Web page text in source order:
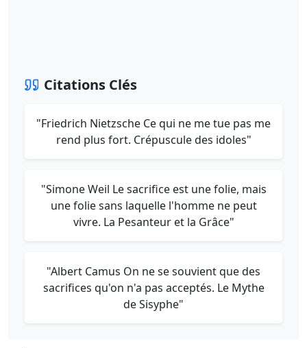
Citations Clés
"Friedrich Nietzsche Ce qui ne me tue pas me
rend plus fort. Crépuscule des idoles"
"Simone Weil Le sacrifice est une folie, mais
une folie sans laquelle l'homme ne peut
vivre. La Pesanteur et la Grâce"
"Albert Camus On ne se souvient que des
sacrifices qu'on n'a pas acceptés. Le Mythe
de Sisyphe"